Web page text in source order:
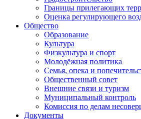
Границы прилегающих
Оценка регулирующего
Общество
Образование
Культура
Физкультура и спорт
Молодёжная политика
Семья, опека и
Общественный совет
Внешние связи и туризм
Муниципальный контроль
Комиссия по делам
Документы